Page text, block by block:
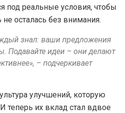
под реальные условия, чтобы
осталась без внимания.
знал: ваши предложения
Подавайте идеи – они делают
– подчеркивает
улучшений, которую
теперь их вклад стал вдвое